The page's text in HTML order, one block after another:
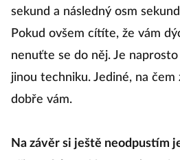
sekund a následný osm
Pokud ovšem cítíte, že vám
nenuťte se do něj. Je
jinou techniku. Jediné, na čem
dobře vám.
Na závěr si ještě neodpustím